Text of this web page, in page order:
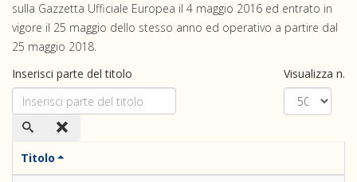
sulla Gazzetta Ufficiale Europea il 4 maggio 2016 ed entrato in
vigore il 25 maggio dello stesso anno ed operativo a partire dal
25 maggio 2018.
Inserisci parte del titolo
Visualizza n.
Titolo